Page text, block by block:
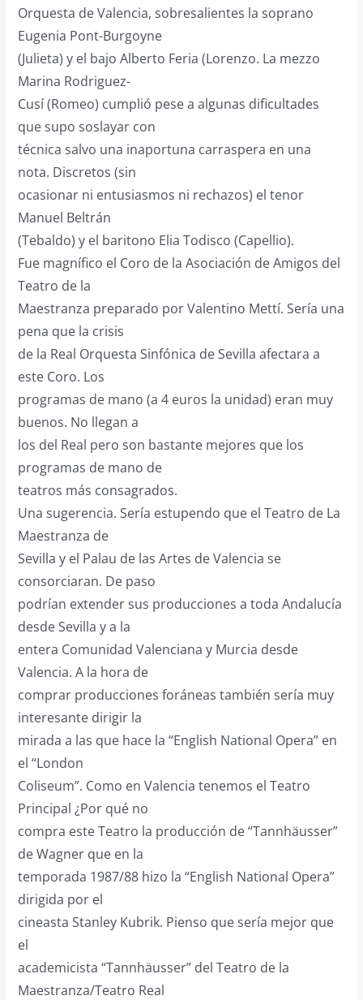
Orquesta de Valencia, sobresalientes la soprano
Eugenia Pont-Burgoyne
(Julieta) y el bajo Alberto Feria (Lorenzo. La mezzo
Marina Rodriguez-
Cusí (Romeo) cumplió pese a algunas dificultades
que supo soslayar con
técnica salvo una inaportuna carraspera en una
nota. Discretos (sin
ocasionar ni entusiasmos ni rechazos) el tenor
Manuel Beltrán
(Tebaldo) y el baritono Elia Todisco (Capellio).
Fue magnífico el Coro de la Asociación de Amigos del
Teatro de la
Maestranza preparado por Valentino Mettí. Sería una
pena que la crisis
de la Real Orquesta Sinfónica de Sevilla afectara a
este Coro. Los
programas de mano (a 4 euros la unidad) eran muy
buenos. No llegan a
los del Real pero son bastante mejores que los
programas de mano de
teatros más consagrados.
Una sugerencia. Sería estupendo que el Teatro de La
Maestranza de
Sevilla y el Palau de las Artes de Valencia se
consorciaran. De paso
podrían extender sus producciones a toda Andalucía
desde Sevilla y a la
entera Comunidad Valenciana y Murcia desde
Valencia. A la hora de
comprar producciones foráneas también sería muy
interesante dirigir la
mirada a las que hace la “English National Opera” en
el “London
Coliseum”. Como en Valencia tenemos el Teatro
Principal ¿Por qué no
compra este Teatro la producción de “Tannhäusser”
de Wagner que en la
temporada 1987/88 hizo la “English National Opera”
dirigida por el
cineasta Stanley Kubrik. Pienso que sería mejor que
el
academicista “Tannhäusser” del Teatro de la
Maestranza/Teatro Real